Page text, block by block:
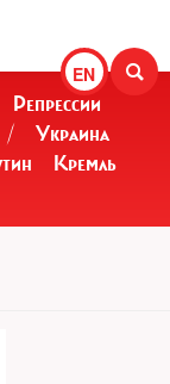
EN
Репрессии
/
Украина
Кремль